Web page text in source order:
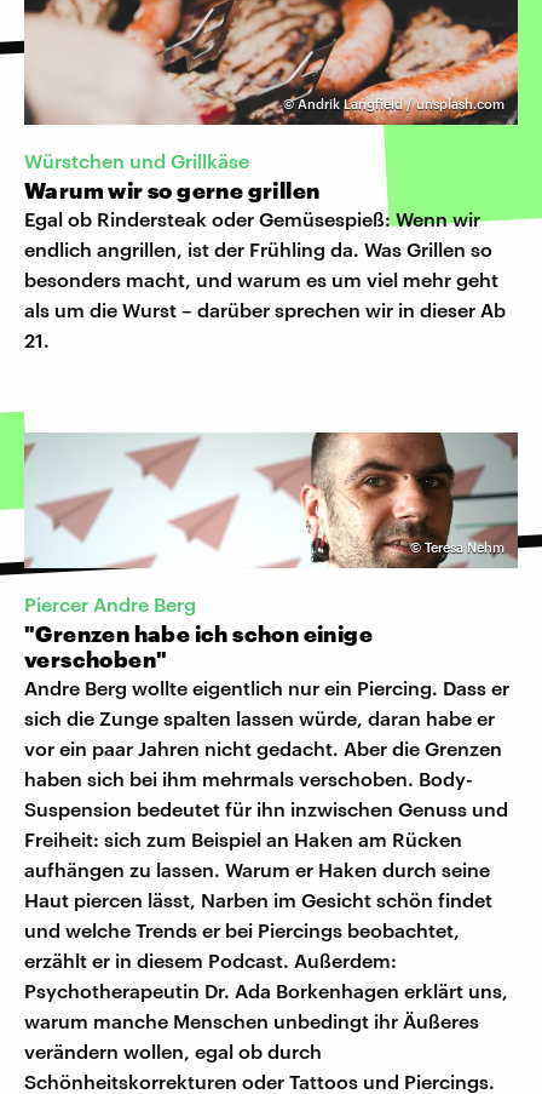
©Andrik Langfield / unsplash.com
Würstchen und Grillkäse
Warum wir so gerne grillen
Egal ob Rindersteak oder Gemüsespieß: Wenn wir
endlich angrillen, ist der Frühling da. Was Grillen so
besonders macht, und warum es um viel mehr geht
als um die Wurst – darüber sprechen wir in dieser Ab
21.
©Teresa Nehm
Piercer Andre Berg
"Grenzen habe ich schon einige
verschoben"
Andre Berg wollte eigentlich nur ein Piercing. Dass er
sich die Zunge spalten lassen würde, daran habe er
vor ein paar Jahren nicht gedacht. Aber die Grenzen
haben sich bei ihm mehrmals verschoben. Body-
Suspension bedeutet für ihn inzwischen Genuss und
Freiheit: sich zum Beispiel an Haken am Rücken
aufhängen zu lassen. Warum er Haken durch seine
Haut piercen lässt, Narben im Gesicht schön findet
und welche Trends er bei Piercings beobachtet,
erzählt er in diesem Podcast. Außerdem:
Psychotherapeutin Dr. Ada Borkenhagen erklärt uns,
warum manche Menschen unbedingt ihr Äußeres
verändern wollen, egal ob durch
Schönheitskorrekturen oder Tattoos und Piercings.